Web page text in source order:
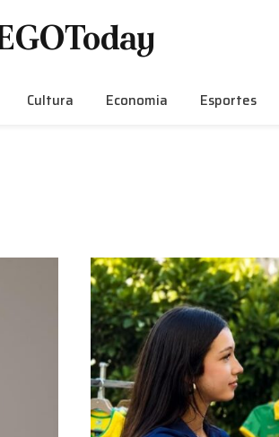
Cultura Economia Esportes